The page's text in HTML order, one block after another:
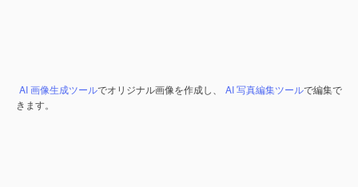
AI 画像生成ツールでオリジナル画像を作成し、 AI 写真編集ツールで編集で
きます。